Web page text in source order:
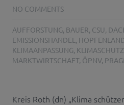
NO COMMENTS
AUFFORSTUNG, BAUER, CSU,
EMISSIONSHANDEL ,
KLIMAANPASSUNG, KLIMASCHUTZ
MARKTWIRTSCHAFT, ÖPNV,
Kreis Roth (dn) „Klima